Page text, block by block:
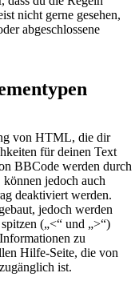
nicht gerne gesehen,
abgeschlossene
von HTML, die dir
für deinen Text
BBCode werden durch
jedoch auch
deaktiviert werden.
jedoch werden
(„<“ und „>“)
zu
Hilfe-Seite, die von
ist.